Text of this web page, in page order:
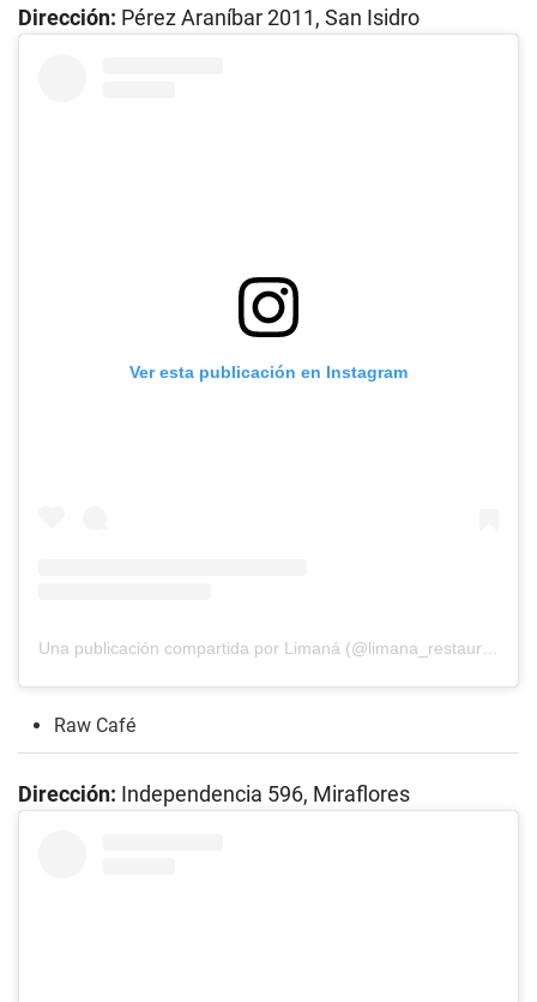
Dirección: Pérez Araníbar 2011, San Isidro
Ver esta publicación en Instagram
Una publicación compartida por Limaná (@limana_restaurante)
Raw Café
Dirección: Independencia 596, Miraflores